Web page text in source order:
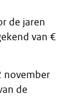
de jaren
van €
november
de